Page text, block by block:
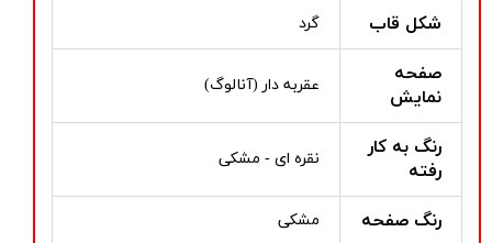
شکل قاب گرد
صفحه
نمایش
عقربه دار (آنالوگ)
رنگ به کار
رفته
نقره ای - مشکی
رنگ صفحه مشکی